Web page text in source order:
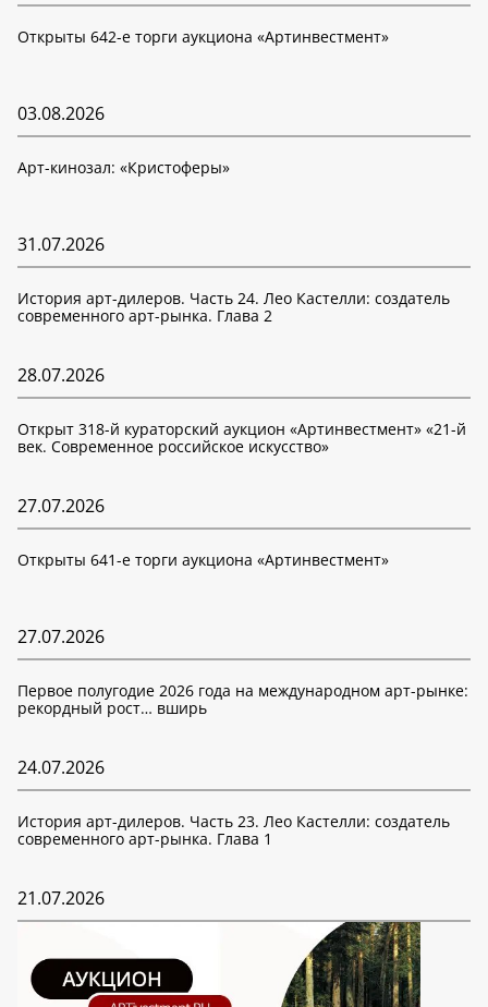
Открыты 642-е торги аукциона «Артинвестмент»
03.08.2026
Арт-кинозал: «Кристоферы»
31.07.2026
История арт-дилеров. Часть 24. Лео Кастелли: создатель
современного арт-рынка. Глава 2
28.07.2026
Открыт 318-й кураторский аукцион «Артинвестмент» «21-й
век. Современное российское искусство»
27.07.2026
Открыты 641-е торги аукциона «Артинвестмент»
27.07.2026
Первое полугодие 2026 года на международном арт-рынке:
рекордный рост… вширь
24.07.2026
История арт-дилеров. Часть 23. Лео Кастелли: создатель
современного арт-рынка. Глава 1
21.07.2026